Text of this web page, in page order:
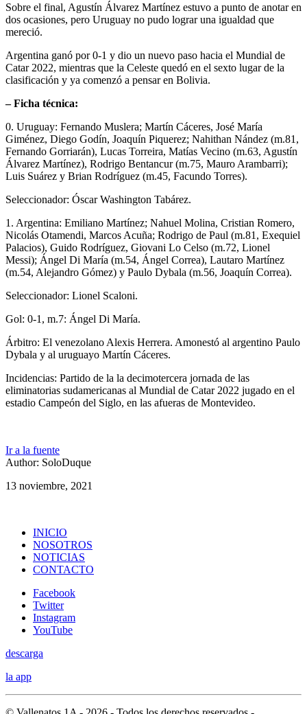
Sobre el final, Agustín Álvarez Martínez estuvo a punto de anotar en
dos ocasiones, pero Uruguay no pudo lograr una igualdad que
mereció.
Argentina ganó por 0-1 y dio un nuevo paso hacia el Mundial de
Catar 2022, mientras que la Celeste quedó en el sexto lugar de la
clasificación y ya comenzó a pensar en Bolivia.
– Ficha técnica:
0. Uruguay: Fernando Muslera; Martín Cáceres, José María
Giménez, Diego Godín, Joaquín Piquerez; Nahithan Nández (m.81,
Fernando Gorriarán), Lucas Torreira, Matías Vecino (m.63, Agustín
Álvarez Martínez), Rodrigo Bentancur (m.75, Mauro Arambarri);
Luis Suárez y Brian Rodríguez (m.45, Facundo Torres).
Seleccionador: Óscar Washington Tabárez.
1. Argentina: Emiliano Martínez; Nahuel Molina, Cristian Romero,
Nicolás Otamendi, Marcos Acuña; Rodrigo de Paul (m.81, Exequiel
Palacios), Guido Rodríguez, Giovani Lo Celso (m.72, Lionel
Messi); Ángel Di María (m.54, Ángel Correa), Lautaro Martínez
(m.54, Alejandro Gómez) y Paulo Dybala (m.56, Joaquín Correa).
Seleccionador: Lionel Scaloni.
Gol: 0-1, m.7: Ángel Di María.
Árbitro: El venezolano Alexis Herrera. Amonestó al argentino Paulo
Dybala y al uruguayo Martín Cáceres.
Incidencias: Partido de la la decimotercera jornada de las
eliminatorias sudamericanas al Mundial de Catar 2022 jugado en el
estadio Campeón del Siglo, en las afueras de Montevideo.
Ir a la fuente
Author: SoloDuque
13 noviembre, 2021
INICIO
NOSOTROS
NOTICIAS
CONTACTO
Facebook
Twitter
Instagram
YouTube
descarga
la app